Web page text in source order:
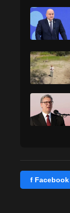
f Facebook